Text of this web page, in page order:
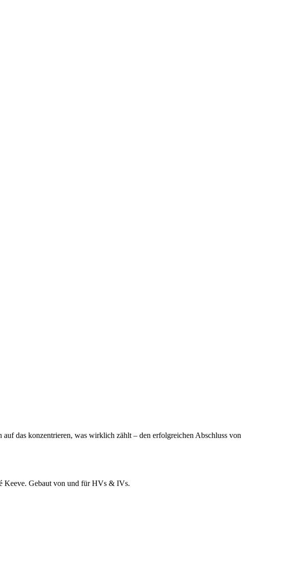
das konzentrieren, was wirklich zählt – den erfolgreichen Abschluss von
Keeve. Gebaut von und für HVs & IVs.